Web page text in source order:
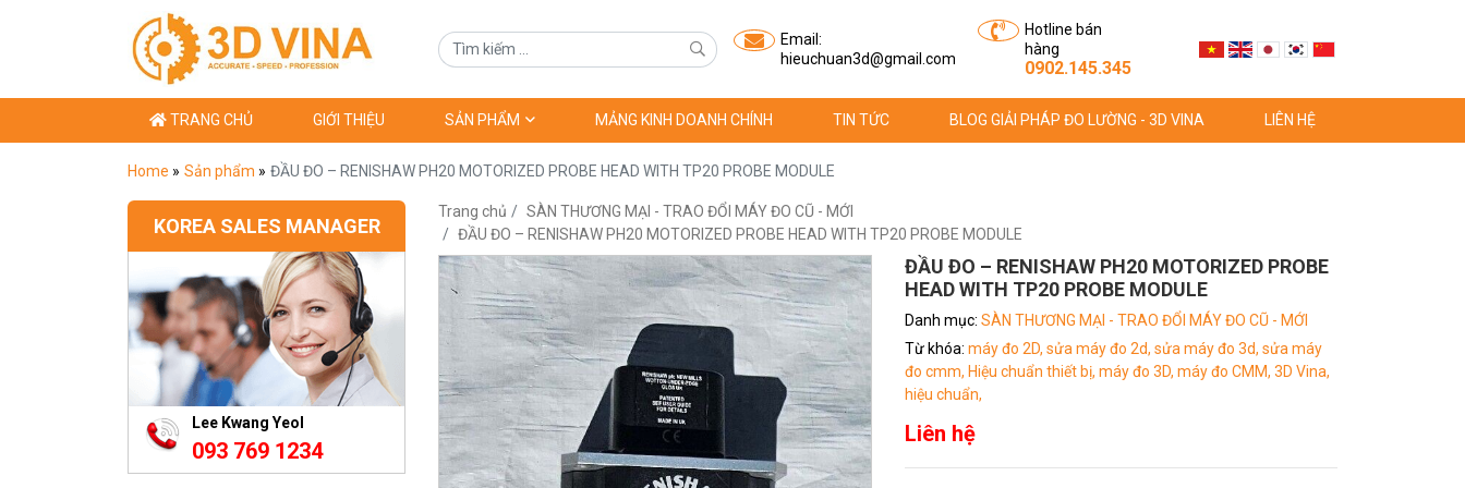
Email:
hieuchuan3d@gmail.com
Hotline bán
hàng
0902.145.345
TRANG CHỦ GIỚI THIỆU SẢN PHẨM MẢNG KINH DOANH CHÍNH TIN TỨC BLOG GIẢI PHÁP ĐO LƯỜNG - 3D VINA LIÊN HỆ
Home » Sản phẩm » ĐẦU ĐO – RENISHAW PH20 MOTORIZED PROBE HEAD WITH TP20 PROBE MODULE
KOREA SALES MANAGER
Lee Kwang Yeol
093 769 1234
Trang chủ
SÀN THƯƠNG MẠI - TRAO ĐỔI MÁY ĐO CŨ - MỚI
ĐẦU ĐO – RENISHAW PH20 MOTORIZED PROBE HEAD WITH TP20 PROBE MODULE
ĐẦU ĐO – RENISHAW PH20 MOTORIZED PROBE
HEAD WITH TP20 PROBE MODULE
Danh mục: SÀN THƯƠNG MẠI - TRAO ĐỔI MÁY ĐO CŨ - MỚI
Từ khóa: máy đo 2D, sửa máy đo 2d, sửa máy đo 3d, sửa máy
đo cmm, Hiệu chuẩn thiết bị, máy đo 3D, máy đo CMM, 3D Vina,
hiệu chuẩn,
Liên hệ